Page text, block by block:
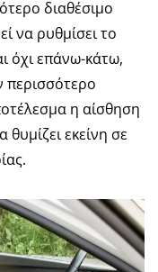
διαθέσιμο
να ρυθμίσει το
όχι επάνω-κάτω,
περισσότερο
η αίσθηση
εκείνη σε